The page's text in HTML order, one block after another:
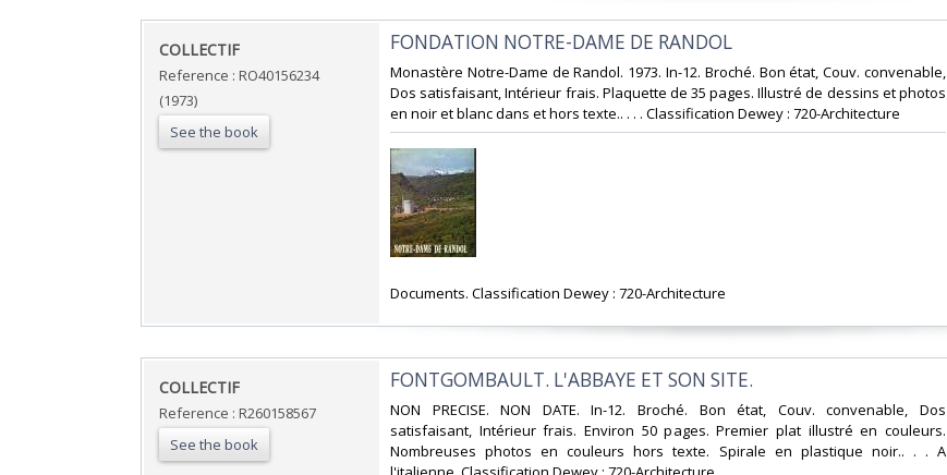
‎COLLECTIF‎
Reference : RO40156234
(1973)
See the book
‎FONDATION NOTRE-DAME DE RANDOL‎
‎Monastère Notre-Dame de Randol. 1973. In-12. Broché. Bon état, Couv. convenable,
Dos satisfaisant, Intérieur frais. Plaquette de 35 pages. Illustré de dessins et photos
en noir et blanc dans et hors texte.. . . . Classification Dewey : 720-Architecture‎
‎Documents. Classification Dewey : 720-Architecture‎
‎COLLECTIF‎
Reference : R260158567
See the book
‎FONTGOMBAULT. L'ABBAYE ET SON SITE.‎
‎NON PRECISE. NON DATE. In-12. Broché. Bon état, Couv. convenable, Dos
satisfaisant, Intérieur frais. Environ 50 pages. Premier plat illustré en couleurs.
Nombreuses photos en couleurs hors texte. Spirale en plastique noir.. . . A